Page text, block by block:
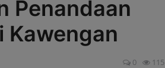
Penandaan
Kawengan
0 115